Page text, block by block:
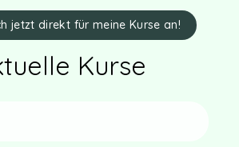
jetzt direkt für meine Kurse an!
Kurse